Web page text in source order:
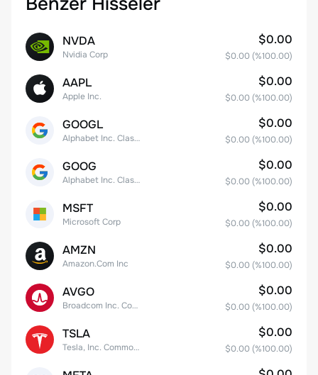
NVDA
Nvidia Corp
$0.00
$0.00 (%100.00)
AAPL
Apple Inc.
$0.00
$0.00 (%100.00)
GOOGL
Alphabet Inc. Class A Common Stock
$0.00
$0.00 (%100.00)
GOOG
Alphabet Inc. Class C Capital Stock
$0.00
$0.00 (%100.00)
MSFT
Microsoft Corp
$0.00
$0.00 (%100.00)
AMZN
Amazon.Com Inc
$0.00
$0.00 (%100.00)
AVGO
Broadcom Inc. Common Stock
$0.00
$0.00 (%100.00)
TSLA
Tesla, Inc. Common Stock
$0.00
$0.00 (%100.00)